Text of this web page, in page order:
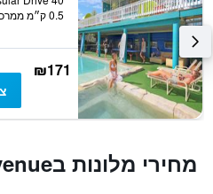
0.5 ק״מ ממרכז העיר
₪171
מחירי מלונות בCavill Avenue